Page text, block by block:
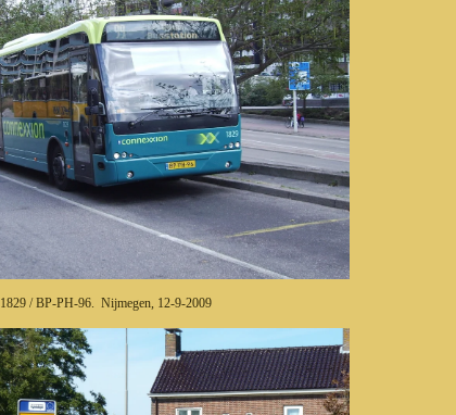
1829 / BP-PH-96. Nijmegen, 12-9-2009